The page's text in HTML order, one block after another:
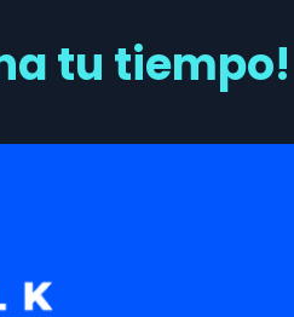
tu tiempo!